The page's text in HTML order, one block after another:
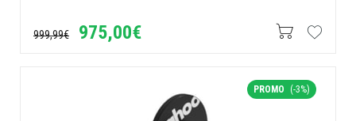
999,99€ 975,00€
PROMO (-3%)